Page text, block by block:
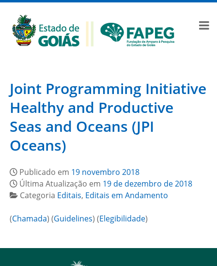
Joint Programming Initiative
Healthy and Productive
Seas and Oceans (JPI
Oceans)
Publicado em 19 novembro 2018
Última Atualização em 19 de dezembro de 2018
Categoria Editais, Editais em Andamento
(Chamada) (Guidelines) (Elegibilidade)